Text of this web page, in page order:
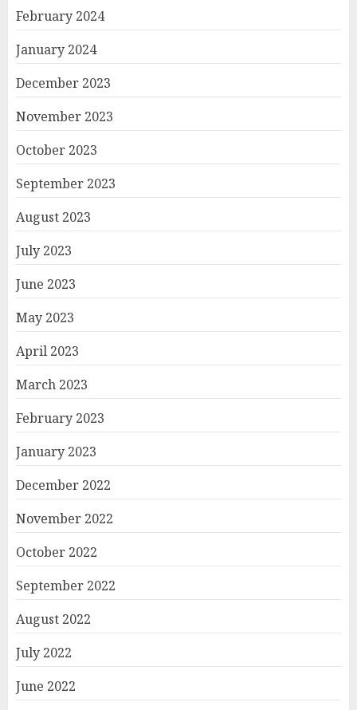
February 2024
January 2024
December 2023
November 2023
October 2023
September 2023
August 2023
July 2023
June 2023
May 2023
April 2023
March 2023
February 2023
January 2023
December 2022
November 2022
October 2022
September 2022
August 2022
July 2022
June 2022